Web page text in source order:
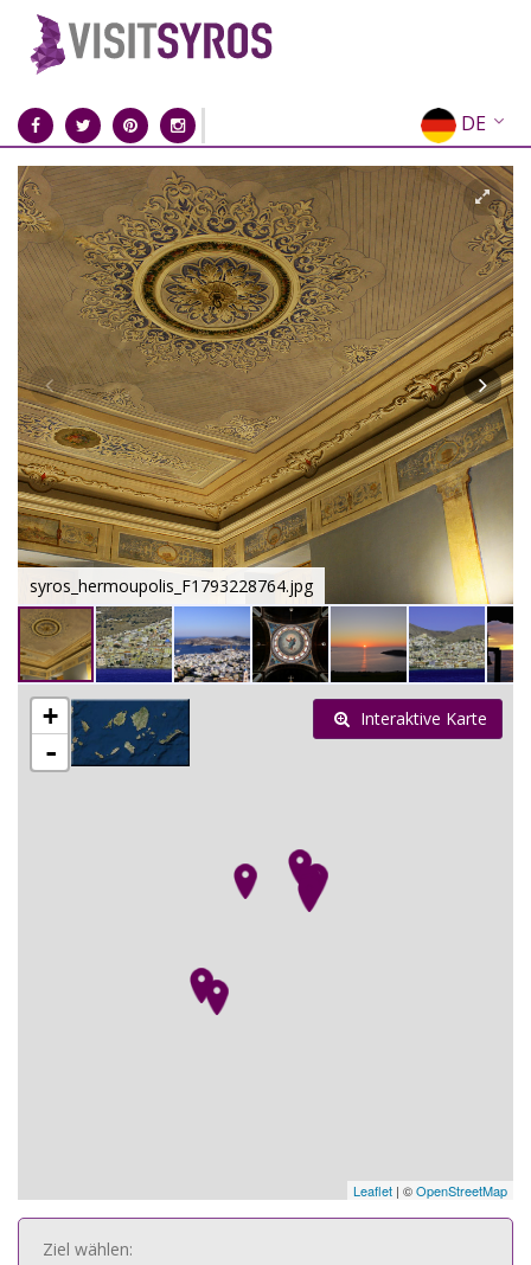
DE
EN
EL
FR
IT
ES
RU
CN
syros_hermoupolis_F1793228764.jpg
+
-
Leaflet | ©OpenStreetMap
Interaktive Karte
Ziel wählen: